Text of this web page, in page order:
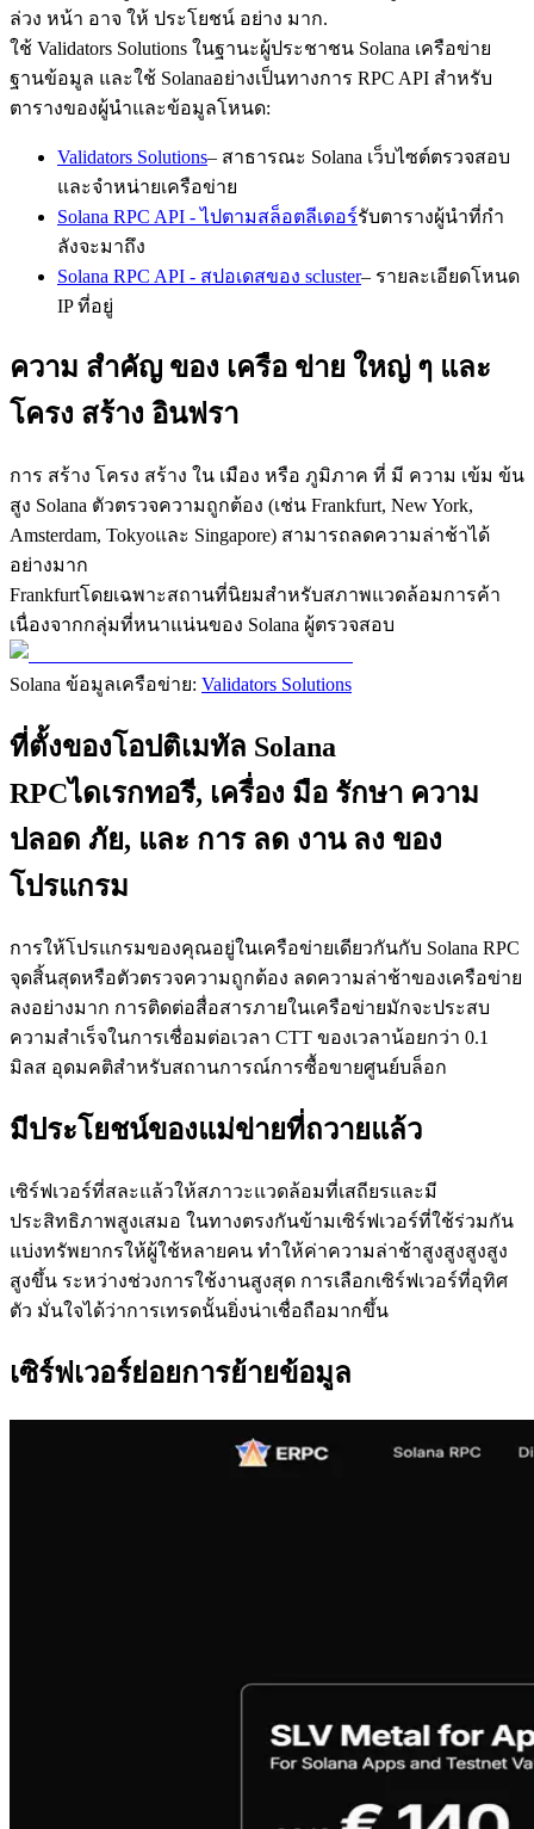
ล่วง หน้า อาจ ให้ ประโยชน์ อย่าง มาก.
ใช้ Validators Solutions ในฐานะผู้ประชาชน Solana เครือข่าย
ฐานข้อมูล และใช้ Solanaอย่างเป็นทางการ RPC API สําหรับ
ตารางของผู้นําและข้อมูลโหนด:
Validators Solutions– สาธารณะ Solana เว็บไซต์ตรวจสอบ
และจําหน่ายเครือข่าย
Solana RPC API - ไปตามสล็อตลีเดอร์รับตารางผู้นําที่กํา
ลังจะมาถึง
Solana RPC API - สปอเดสของ scluster– รายละเอียดโหนด
IP ที่อยู่
ความ สําคัญ ของ เครือ ข่าย ใหญ่ ๆ และ
โครง สร้าง อินฟรา
การ สร้าง โครง สร้าง ใน เมือง หรือ ภูมิภาค ที่ มี ความ เข้ม ข้น
สูง Solana ตัวตรวจความถูกต้อง (เช่น Frankfurt, New York,
Amsterdam, Tokyoและ Singapore) สามารถลดความล่าช้าได้
อย่างมาก
Frankfurtโดยเฉพาะสถานที่นิยมสําหรับสภาพแวดล้อมการค้า
เนื่องจากกลุ่มที่หนาแน่นของ Solana ผู้ตรวจสอบ
Solana ข้อมูลเครือข่าย: Validators Solutions
ที่ตั้งของโอปติเมทัล Solana
RPCไดเรกทอรี, เครื่อง มือ รักษา ความ
ปลอด ภัย, และ การ ลด งาน ลง ของ
โปรแกรม
การให้โปรแกรมของคุณอยู่ในเครือข่ายเดียวกันกับ Solana RPC
จุดสิ้นสุดหรือตัวตรวจความถูกต้อง ลดความล่าช้าของเครือข่าย
ลงอย่างมาก การติดต่อสื่อสารภายในเครือข่ายมักจะประสบ
ความสําเร็จในการเชื่อมต่อเวลา CTT ของเวลาน้อยกว่า 0.1
มิลส อุดมคติสําหรับสถานการณ์การซื้อขายศูนย์บล็อก
มีประโยชน์ของแม่ข่ายที่ถวายแล้ว
เซิร์ฟเวอร์ที่สละแล้วให้สภาวะแวดล้อมที่เสถียรและมี
ประสิทธิภาพสูงเสมอ ในทางตรงกันข้ามเซิร์ฟเวอร์ที่ใช้ร่วมกัน
แบ่งทรัพยากรให้ผู้ใช้หลายคน ทําให้ค่าความล่าช้าสูงสูงสูงสูง
สูงขึ้น ระหว่างช่วงการใช้งานสูงสุด การเลือกเซิร์ฟเวอร์ที่อุทิศ
ตัว มั่นใจได้ว่าการเทรดนั้นยิ่งน่าเชื่อถือมากขึ้น
เซิร์ฟเวอร์ย่อยการย้ายข้อมูล